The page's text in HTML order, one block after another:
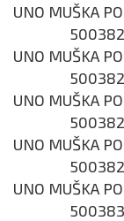
UNO MUŠKA
UNO MUŠKA
UNO MUŠKA
UNO MUŠKA
UNO MUŠKA